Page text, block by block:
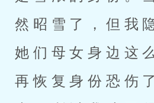
然昭雪了，但我
她们母女身边这
再恢复身份恐伤